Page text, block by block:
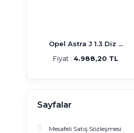
Opel Astra J 1.3 Diz ...
Fiyat : 4.988,20 TL
Sayfalar
Mesafeli Satış Sözleşmesi